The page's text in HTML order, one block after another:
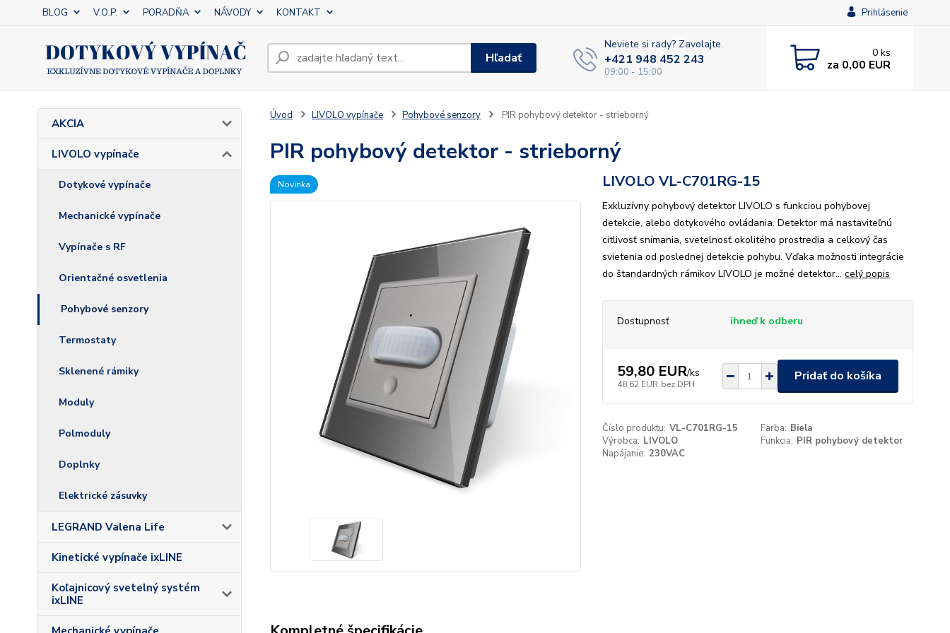
BLOG V.O.P. PORADŇA NÁVODY KONTAKT Prihlásenie
Hľadať
Neviete si rady? Zavolajte.
+421 948 452 243
09:00 - 15:00
0 ks
za 0,00 EUR
AKCIA
LIVOLO vypínače
Dotykové vypínače
Mechanické vypínače
Vypínače s RF
Orientačné osvetlenia
Pohybové senzory
Termostaty
Sklenené rámiky
Moduly
Polmoduly
Doplnky
Elektrické zásuvky
LEGRAND Valena Life
Kinetické vypínače ixLINE
Koľajnicový svetelný systém
ixLINE
Úvod LIVOLO vypínače Pohybové senzory PIR pohybový detektor - strieborný
PIR pohybový detektor - strieborný
Novinka LIVOLO VL-C701RG-15
Exkluzívny pohybový detektor LIVOLO s funkciou pohybovej
detekcie, alebo dotykového ovládania. Detektor má nastaviteľnú
citlivosť snímania, svetelnosť okolitého prostredia a celkový čas
svietenia od poslednej detekcie pohybu. Vďaka možnosti integrácie
do štandardných rámikov LIVOLO je možné detektor... celý popis
Dostupnosť ihneď k odberu
59,80 EUR/ks
48,62 EUR bez DPH
Pridať do košíka
Číslo produktu: VL-C701RG-15 Farba: Biela
Výrobca: LIVOLO Funkcia: PIR pohybový detektor
Napájanie: 230VAC